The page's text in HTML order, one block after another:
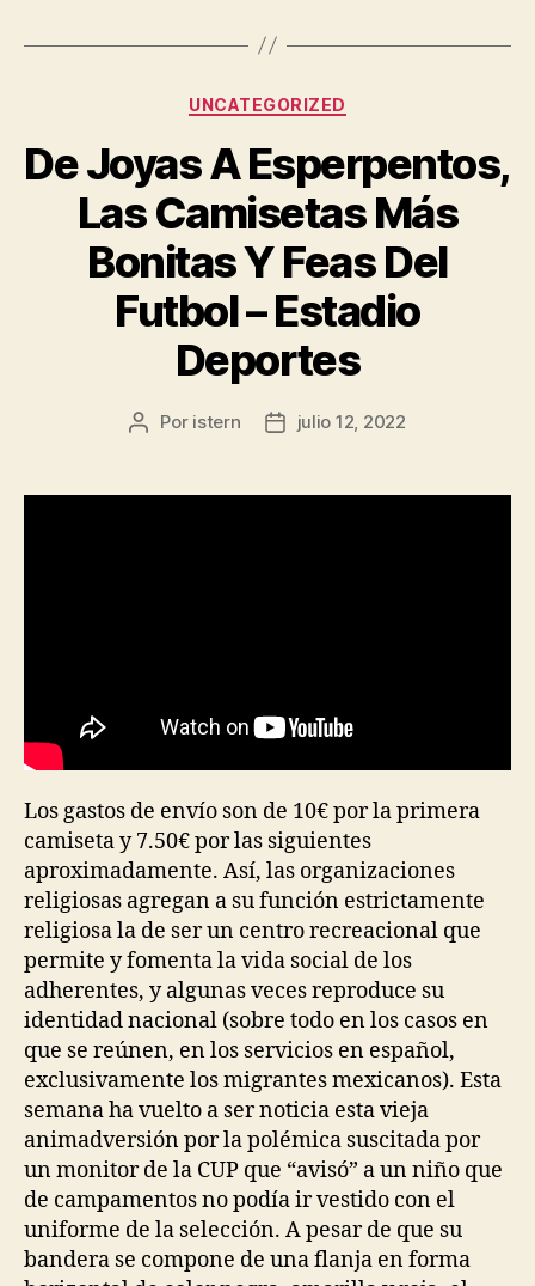
Categorías
UNCATEGORIZED
De Joyas A Esperpentos,
Las Camisetas Más
Bonitas Y Feas Del
Futbol – Estadio
Deportes
Autor
entrada
Por istern
Fecha
entrada
julio 12, 2022
Los gastos de envío son de 10€ por la primera
camiseta y 7.50€ por las siguientes
aproximadamente. Así, las organizaciones
religiosas agregan a su función estrictamente
religiosa la de ser un centro recreacional que
permite y fomenta la vida social de los
adherentes, y algunas veces reproduce su
identidad nacional (sobre todo en los casos en
que se reúnen, en los servicios en español,
exclusivamente los migrantes mexicanos). Esta
semana ha vuelto a ser noticia esta vieja
animadversión por la polémica suscitada por
un monitor de la CUP que “avisó” a un niño que
de campamentos no podía ir vestido con el
uniforme de la selección. A pesar de que su
bandera se compone de una flanja en forma